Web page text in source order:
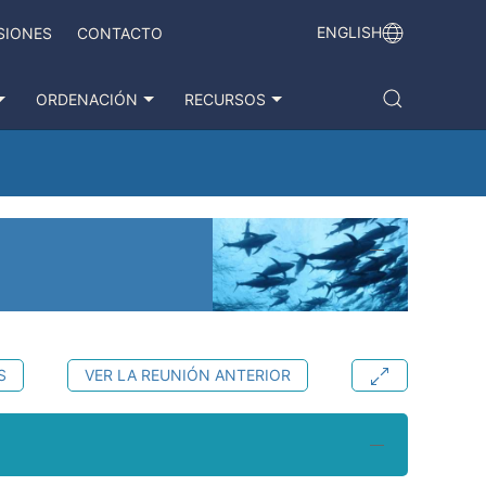
CONTACTO ENGLISH
ORDENACIÓN RECURSOS
VER LA REUNIÓN ANTERIOR